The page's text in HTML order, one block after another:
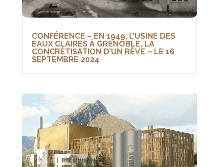
CONFÉRENCE – EN 1949, L’USINE DES
EAUX CLAIRES À GRENOBLE, LA
CONCRÉTISATION D’UN RÊVE – LE 16
SEPTEMBRE 2024